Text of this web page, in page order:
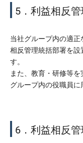
5．利益相反
当社グループ内の適
相反管理統括部署を設
す。
また、教育・研修等
グループ内の役職員に
6．利益相反